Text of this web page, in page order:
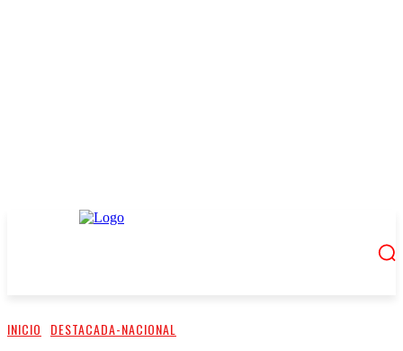
INICIO DESTACADA-NACIONAL